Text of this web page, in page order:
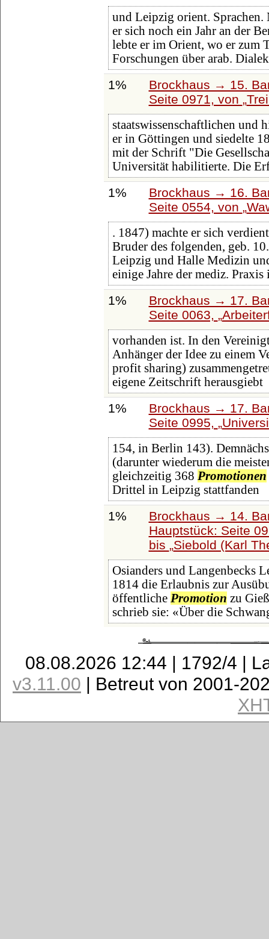
und Leipzig orient. Sprachen.
er sich noch ein Jahr an der
lebte er im Orient, wo er zum
Forschungen über arab.
1%
Brockhaus → 15.
Seite 0971, von
staatswissenschaftlichen und
er in Göttingen und siedelte
mit der Schrift "Die
Universität habilitierte. Die
1%
Brockhaus → 16.
Seite 0554, von
. 1847) machte er sich
Bruder des folgenden, geb.
Leipzig und Halle Medizin
einige Jahre der mediz. Praxis
1%
Brockhaus → 17.
Seite 0063,
vorhanden ist. In den
Anhänger der Idee zu einem
profit sharing)
eigene Zeitschrift herausgiebt
1%
Brockhaus → 17.
Seite 0995,
154, in Berlin 143).
(darunter wiederum die
gleichzeitig 368 Promotionen
Drittel in Leipzig stattfanden
1%
Brockhaus → 14.
Hauptstück: Seite
bis Siebold (Karl
Osianders und Langenbecks
1814 die Erlaubnis zur
öffentliche Promotion zu
schrieb sie: «Über die
08.08.2026 12:44 | 1792/4 |
v3.11.00 | Betreut von 2001-